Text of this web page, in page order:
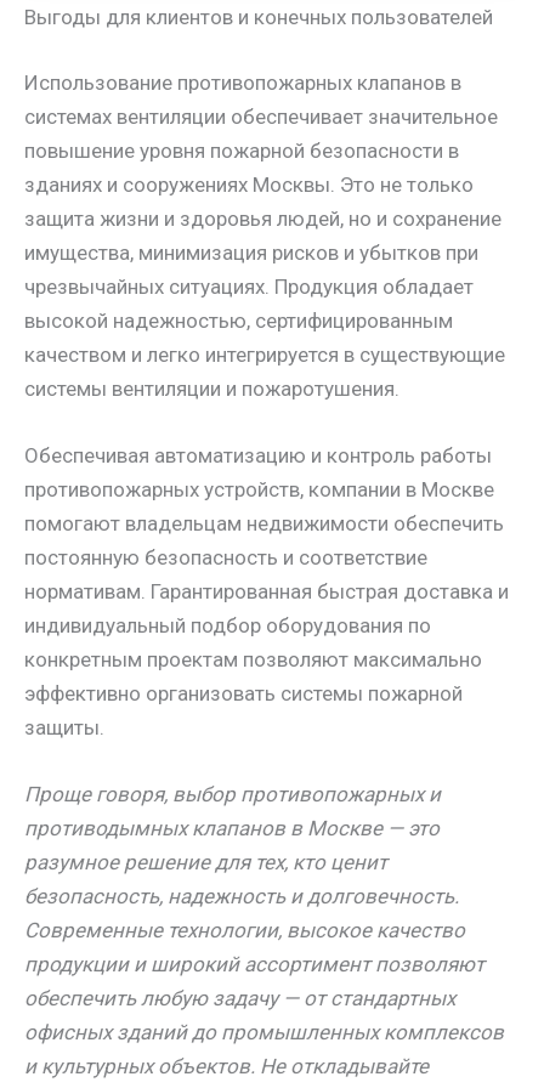
Выгоды для клиентов и конечных пользователей
Использование противопожарных клапанов в
системах вентиляции обеспечивает значительное
повышение уровня пожарной безопасности в
зданиях и сооружениях Москвы. Это не только
защита жизни и здоровья людей, но и сохранение
имущества, минимизация рисков и убытков при
чрезвычайных ситуациях. Продукция обладает
высокой надежностью, сертифицированным
качеством и легко интегрируется в существующие
системы вентиляции и пожаротушения.
Обеспечивая автоматизацию и контроль работы
противопожарных устройств, компании в Москве
помогают владельцам недвижимости обеспечить
постоянную безопасность и соответствие
нормативам. Гарантированная быстрая доставка и
индивидуальный подбор оборудования по
конкретным проектам позволяют максимально
эффективно организовать системы пожарной
защиты.
Проще говоря, выбор противопожарных и
противодымных клапанов в Москве — это
разумное решение для тех, кто ценит
безопасность, надежность и долговечность.
Современные технологии, высокое качество
продукции и широкий ассортимент позволяют
обеспечить любую задачу — от стандартных
офисных зданий до промышленных комплексов
и культурных объектов. Не откладывайте